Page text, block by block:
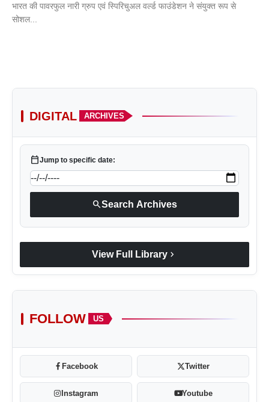
संपर्क करें
भारत की पावरफुल नारी ग्रुप एवं स्पिरिचुअल वर्ल्ड फाउंडेशन ने संयुक्त रूप से
सोशल...
DIGITAL ARCHIVES
calendar_todayJump to specific date:
searchSearch Archives
View Full Library chevron_right
FOLLOW US
Facebook Twitter
Instagram Youtube